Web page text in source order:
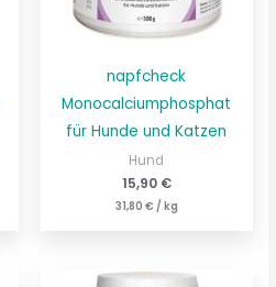
napfcheck
Monocalciumphosphat
für Hunde und Katzen
Hund
15,90 €
31,80 € / kg